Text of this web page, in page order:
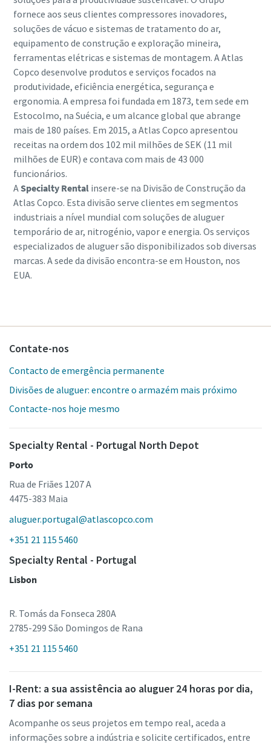
fornece aos seus clientes compressores inovadores,
soluções de vácuo e sistemas de tratamento do ar,
equipamento de construção e exploração mineira,
ferramentas elétricas e sistemas de montagem. A Atlas
Copco desenvolve produtos e serviços focados na
produtividade, eficiência energética, segurança e
ergonomia. A empresa foi fundada em 1873, tem sede em
Estocolmo, na Suécia, e um alcance global que abrange
mais de 180 países. Em 2015, a Atlas Copco apresentou
receitas na ordem dos 102 mil milhões de SEK (11 mil
milhões de EUR) e contava com mais de 43 000
funcionários.
ASpecialty Rentalinsere-se na Divisão de Construção da
Atlas Copco. Esta divisão serve clientes em segmentos
industriais a nível mundial com soluções de aluguer
temporário de ar, nitrogénio, vapor e energia. Os serviços
especializados de aluguer são disponibilizados sob diversas
marcas. A sede da divisão encontra-se em Houston, nos
EUA.
Contate-nos
Contacto de emergência permanente
Divisões de aluguer: encontre o armazém mais próximo
Contacte-nos hoje mesmo
Specialty Rental - Portugal North Depot
Porto
Rua de Friães 1207 A
4475-383 Maia
aluguer.portugal@atlascopco.com
+351 21 115 5460
Specialty Rental - Portugal
Lisbon
R. Tomás da Fonseca 280A
2785-299 São Domingos de Rana
+351 21 115 5460
I-Rent: a sua assistência ao aluguer 24 horas por dia,
7 dias por semana
Acompanhe os seus projetos em tempo real, aceda a
informações sobre a indústria e solicite certificados, entre